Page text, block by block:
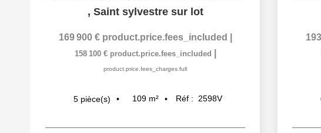
, Saint sylvestre sur lot
169 900 € product.price.fees_included
158 100 € product.price.fees_included
product.price.fees_charges.full
5 pièce(s) 109 m² Réf : 2598V